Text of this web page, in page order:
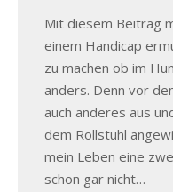
Mit diesem Beitrag
einem Handicap
zu machen ob im
anders. Denn vor
auch anderes aus
dem Rollstuhl
mein Leben eine
schon gar nicht…